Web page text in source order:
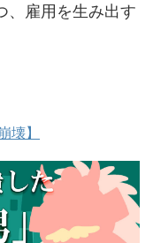
、雇用を生み出す
壊】